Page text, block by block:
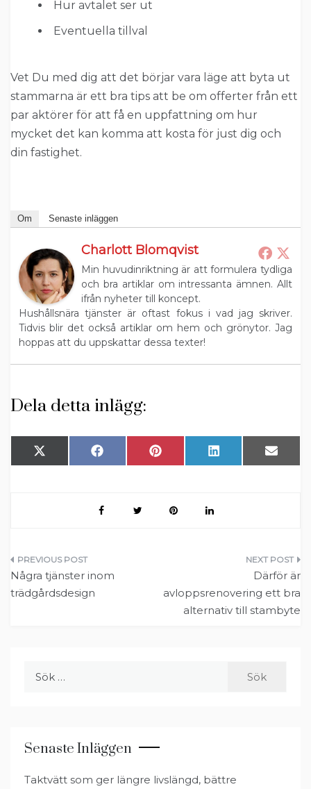
Hur avtalet ser ut
Eventuella tillval
Vet Du med dig att det börjar vara läge att byta ut
stammarna är ett bra tips att be om offerter från ett
par aktörer för att få en uppfattning om hur
mycket det kan komma att kosta för just dig och
din fastighet.
Om Senaste inläggen
Charlott Blomqvist
Min huvudinriktning är att formulera tydliga
och bra artiklar om intressanta ämnen. Allt
ifrån nyheter till koncept.
Hushållsnära tjänster är oftast fokus i vad jag skriver.
Tidvis blir det också artiklar om hem och grönytor. Jag
hoppas att du uppskattar dessa texter!
Dela detta inlägg:
Dela
på
X
(
)
Dela
på
F
a
o
Dela
på
P
i
Dela
på
L
i
Dela
på
E
-
Inläggsnavigering
Några tjänster inom
trädgårdsdesign
Därför är
avloppsrenovering ett bra
alternativ till stambyte
Senaste Inläggen
Taktvätt som ger längre livslängd, bättre